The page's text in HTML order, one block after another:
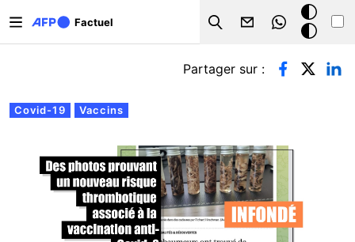
Factuel
Search
Mode
sombre
Onglets principaux
Covid-19 Vaccins
Partager sur :